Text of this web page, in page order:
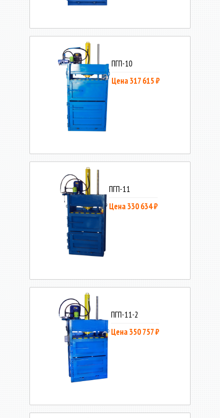
ПГП-10
Цена 317 615 ₽
ПГП-11
Цена 330 634 ₽
ПГП-11-2
Цена 350 757 ₽